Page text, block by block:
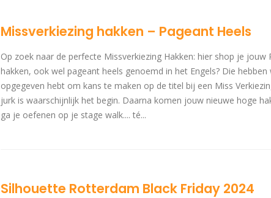
Missverkiezing hakken – Pageant Heels
Op zoek naar de perfecte Missverkiezing Hakken: hier shop je
hakken, ook wel pageant heels genoemd in het Engels? Die
opgegeven hebt om kans te maken op de titel bij een Miss
jurk is waarschijnlijk het begin. Daarna komen jouw nieuwe hoge
ga je oefenen op je stage walk.... té...
Silhouette Rotterdam Black Friday 2024